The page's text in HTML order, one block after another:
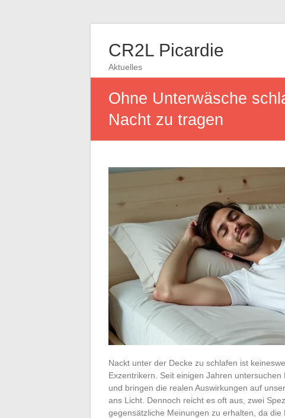
CR2L Picardie
Aktuelles
Ohne Unterwäsche
Nacht zu tragen
Nackt unter der Decke zu schlafen ist
Exzentrikern. Seit einigen Jahren
und bringen die realen Auswirkungen auf
ans Licht. Dennoch reicht es oft aus, zwei
gegensätzliche Meinungen zu erhalten, da